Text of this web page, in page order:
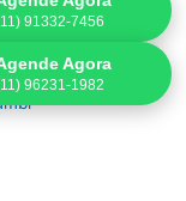
91332-7456
Agora
96231-1982